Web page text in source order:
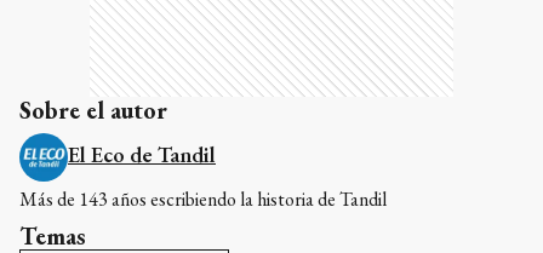
Sobre el autor
El Eco de Tandil
Más de 143 años escribiendo la historia de Tandil
Temas